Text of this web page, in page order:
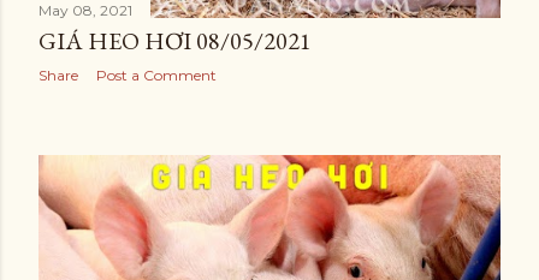
May 08, 2021
GIÁ HEO HƠI 08/05/2021
Share Post a Comment